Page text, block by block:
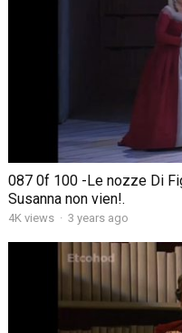
087 0f 100 -Le nozze Di
Susanna non vien!.
4K views · 3 years ago